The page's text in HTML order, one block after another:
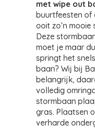
met wipe out
buurtfeesten of
ooit zo’n mooie
Deze
moet je maar
springt het
baan? Wij bij
belangrijk,
volledig
stormbaan
gras. Plaatsen
verharde